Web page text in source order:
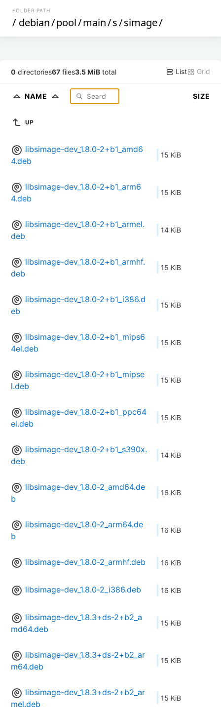
FOLDER PATH
/ debian/pool/main/s/simage/
0 directories67 files3.5 MiB total List Grid
NAME SIZE
UP
libsimage-dev_1.8.0-2+b1_amd6
4.deb
15 KiB
libsimage-dev_1.8.0-2+b1_arm6
4.deb
15 KiB
libsimage-dev_1.8.0-2+b1_armel.
deb
14 KiB
libsimage-dev_1.8.0-2+b1_armhf.
deb
15 KiB
libsimage-dev_1.8.0-2+b1_i386.d
eb
15 KiB
libsimage-dev_1.8.0-2+b1_mips6
4el.deb
15 KiB
libsimage-dev_1.8.0-2+b1_mipse
l.deb
15 KiB
libsimage-dev_1.8.0-2+b1_ppc64
el.deb
15 KiB
libsimage-dev_1.8.0-2+b1_s390x.
deb
14 KiB
libsimage-dev_1.8.0-2_amd64.de
b
16 KiB
libsimage-dev_1.8.0-2_arm64.de
b
16 KiB
libsimage-dev_1.8.0-2_armhf.deb 16 KiB
libsimage-dev_1.8.0-2_i386.deb 16 KiB
libsimage-dev_1.8.3+ds-2+b2_a
md64.deb
15 KiB
libsimage-dev_1.8.3+ds-2+b2_ar
m64.deb
15 KiB
libsimage-dev_1.8.3+ds-2+b2_ar
mel.deb
15 KiB